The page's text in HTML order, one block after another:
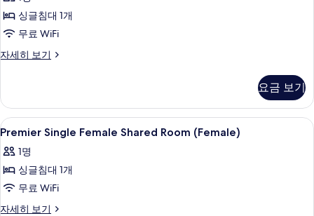
보
Room
(Female
Only)
모
두
보
기
싱글침대 1개
무료 WiFi
자세히 보기
Single
(Female
Only)
자
히
보
요금 보기
Premier
Single
Female
Shared
Room
(Female)
고급 침구, 객실 내 금고, 암막 커튼, 무
11
Premier Single Female Shared Room (Female)
1명
싱글침대 1개
무료 WiFi
자세히 보기
Premier